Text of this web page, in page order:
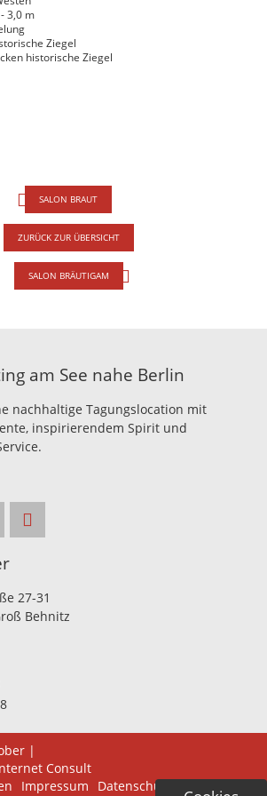
3,0 m
Ziegel
historische Ziegel
SALON BRAUT
ZURÜCK ZUR ÜBERSICHT
SALON BRÄUTIGAM
am See nahe Berlin
nachhaltige Tagungslocation mit
inspirierendem Spirit und
27-31
Behnitz
|
Consult
Impressum
Datenschutz